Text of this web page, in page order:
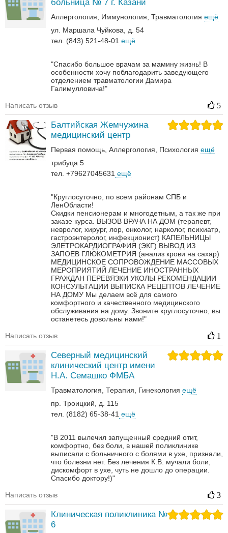
больница № 7 г. Казани
Аллергология Иммунология Травматология ещё
ул. Маршала Чуйкова, д. 54
тел. (843) 521-48-01 ещё
"Спасибо большое врачам за мамину жизнь! В
особенности хочу поблагодарить заведующего
отделением травматологии Дамира
Галимулловича!"
Написать отзыв 5
Балтийская Жемчужина
медицинский центр
Первая помощь Аллергология Психология ещё
трибуца 5
тел. +79627045631 ещё
"Круглосуточно, по всем районам СПБ и
ЛенОбласти!
Скидки пенсионерам и многодетным, а так же при
заказе курса. ВЫЗОВ ВРАЧА НА ДОМ (терапевт,
невролог, хирург, лор, онколог, нарколог, психиатр,
гастроэнтеролог, инфекционист) КАПЕЛЬНИЦЫ
ЭЛЕТРОКАРДИОГРАФИЯ (ЭКГ) ВЫВОД ИЗ
ЗАПОЕВ ГЛЮКОМЕТРИЯ (анализ крови на сахар)
МЕДИЦИНСКОЕ СОПРОВОЖДЕНИЕ МАССОВЫХ
МЕРОПРИЯТИЙ ЛЕЧЕНИЕ ИНОСТРАННЫХ
ГРАЖДАН ПЕРЕВЯЗКИ УКОЛЫ РЕКОМЕНДАЦИИ
КОНСУЛЬТАЦИИ ВЫПИСКА РЕЦЕПТОВ ЛЕЧЕНИЕ
НА ДОМУ Мы делаем всё для самого
комфортного и качественного медицинского
обслуживания на дому. Звоните круглосуточно, вы
останетесь довольны нами!"
Написать отзыв 1
Северный медицинский
клинический центр имени
Н.А. Семашко ФМБА
Травматология Терапия Гинекология ещё
пр. Троицкий, д. 115
тел. (8182) 65-38-41 ещё
"В 2011 вылечил запущенный средний отит,
комфортно, без боли, в нашей поликлинике
выписали с больничного с болями в ухе, признали,
что болезни нет. Без лечения К.В. мучали боли,
дискомфорт в ухе, чуть не дошло до операции.
Спасибо доктору!)"
Написать отзыв 3
Клиническая поликлиника №
6